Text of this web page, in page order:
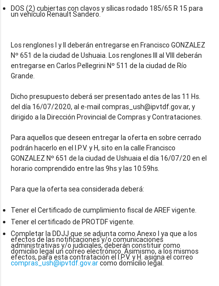
DOS (2) cubiertas con clavos y sílicas rodado 185/65 R 15 para
un vehículo Renault Sandero.
Los renglones I y II deberán entregarse en Francisco GONZALEZ
Nº 651 de la ciudad de Ushuaia. Los renglones III al VIII deberán
entregarse en Carlos Pellegrini Nº 511 de la ciudad de Río
Grande.
Dicho presupuesto deberá ser presentado antes de las 11 Hs.
del día 16/07/2020, al e-mail compras_ush@ipvtdf.gov.ar, y
dirigido a la Dirección Provincial de Compras y Contrataciones.
Para aquellos que deseen entregar la oferta en sobre cerrado
podrán hacerlo en el I.P.V. y H, sito en la calle Francisco
GONZALEZ Nº 651 de la ciudad de Ushuaia el día 16/07/20 en el
horario comprendido entre las 9hs y las 10:59hs.
Tener el Certificado de cumplimiento fiscal de AREF vigente.
Tener el certificado de PROTDF vigente.
Completar la DDJJ que se adjunta como Anexo I ya que a los
efectos de las notificaciones y/o comunicaciones
administrativas y/o judiciales, deberán constituir como
domicilio legal un correo electrónico. Asimismo, a los mismos
efectos, para esta contratación el I.P.V. y H. asigna el correo
compras_ush@ipvtdf.gov.arcomo domicilio legal.